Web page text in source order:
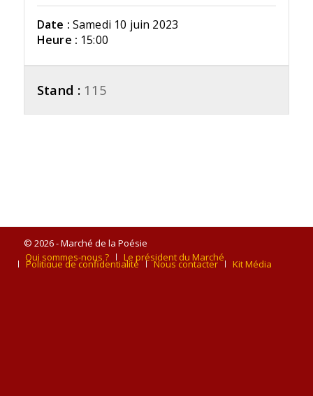
Date : Samedi 10 juin 2023
Heure : 15:00
Stand : 115
© 2026 - Marché de la Poésie
Qui sommes-nous ?
Le président du Marché
Politique de confidentialité Nous contacter Kit Média